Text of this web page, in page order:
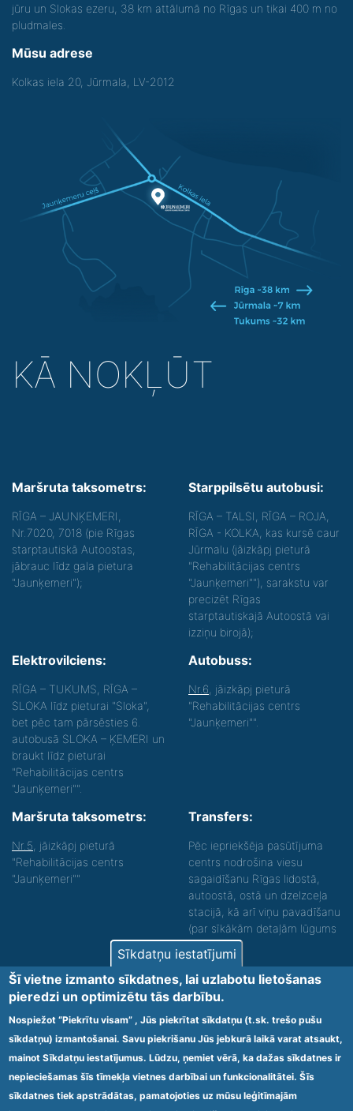
jūru un Slokas ezeru, 38 km attālumā no Rīgas un tikai 400 m no
pludmales.
Mūsu adrese
Kolkas iela 20, Jūrmala, LV-2012
KĀ NOKĻŪT
Maršruta taksometrs:
RĪGA – JAUNĶEMERI,
Nr.7020, 7018 (pie Rīgas
starptautiskā Autoostas,
jābrauc līdz gala pietura
"Jaunķemeri");
Starppilsētu autobusi:
RĪGA – TALSI, RĪGA – ROJA,
RĪGA - KOLKA, kas kursē caur
Jūrmalu (jāizkāpj pieturā
"Rehabilitācijas centrs
"Jaunķemeri""), sarakstu var
precizēt Rīgas
starptautiskajā Autoostā vai
izziņu birojā);
Elektrovilciens:
RĪGA – TUKUMS, RĪGA –
SLOKA līdz pieturai "Sloka",
bet pēc tam pārsēsties 6.
autobusā SLOKA – ĶEMERI un
braukt līdz pieturai
"Rehabilitācijas centrs
"Jaunķemeri"".
Autobuss:
Nr.6 , jāizkāpj pieturā
"Rehabilitācijas centrs
"Jaunķemeri"".
Maršruta taksometrs:
Nr.5 , jāizkāpj pieturā
"Rehabilitācijas centrs
"Jaunķemeri""
Transfers:
Pēc iepriekšēja pasūtījuma
centrs nodrošina viesu
sagaidīšanu Rīgas lidostā,
autoostā, ostā un dzelzceļa
stacijā, kā arī viņu pavadīšanu
(par sīkākām detaļām lūgums
zvanīt).
Nodrošinām vides piekļūstamību personām ar
funkcionāliem traucējumiem! SIA „Sanare-KRC
Jaunķemeri”, Kolkas ielā 20, Jūrmalā ir nodrošināta vides
piekļūstamība personām ar funkcionāliem traucējumiem,
tādejādi nodrošinot atbilstību Ministru kabineta
2009.gada 20.janvāra noteikumos Nr.60 „Noteikumi par
obligātajām prasībām ārstniecības iestādēm un to
struktūrvienībām” minētajām prasībām.
Sīkdatņu iestatījumi
Šī vietne izmanto sīkdatnes, lai uzlabotu lietošanas
pieredzi un optimizētu tās darbību.
Nospiežot “Piekrītu visam” , Jūs piekrītat sīkdatņu (t.sk. trešo pušu
sīkdatņu) izmantošanai. Savu piekrišanu Jūs jebkurā laikā varat atsaukt,
mainot Sīkdatņu iestatījumus. Lūdzu, ņemiet vērā, ka dažas sīkdatnes ir
nepieciešamas šīs tīmekļa vietnes darbībai un funkcionalitātei. Šīs
sīkdatnes tiek apstrādātas, pamatojoties uz mūsu leģitīmajām